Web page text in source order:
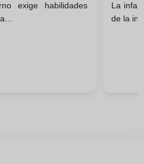
exige habilidades
La
de la